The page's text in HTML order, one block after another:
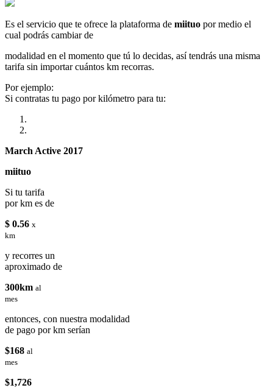
Es el servicio que te ofrece la plataforma de miituo por medio el
cual podrás cambiar de
modalidad en el momento que tú lo decidas, así tendrás una misma
tarifa sin importar cuántos km recorras.
Por ejemplo:
Si contratas tu pago por kilómetro para tu:
March Active 2017
miituo
Si tu tarifa
por km es de
$ 0.56 x
km
y recorres un
aproximado de
300km al
mes
entonces, con nuestra modalidad
de pago por km serían
$168 al
mes
$1,726